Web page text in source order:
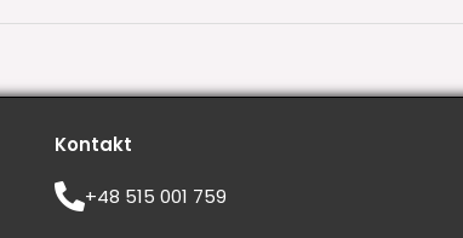
Kontakt
+48 515 001 759